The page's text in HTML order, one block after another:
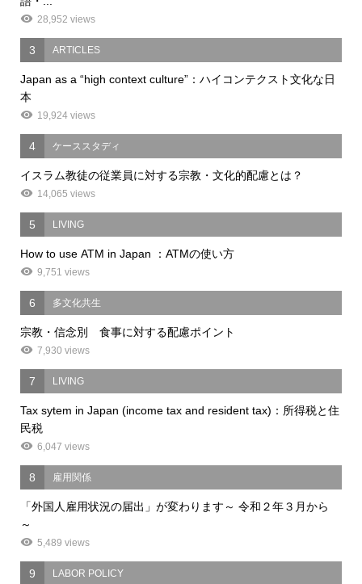
28,952 views
3 ARTICLES
Japan as a “high context culture”：ハイコンテクスト文化な日
本
19,924 views
4 ケーススタディ
イスラム教徒の従業員に対する宗教・文化的配慮とは？
14,065 views
5 LIVING
How to use ATM in Japan ：ATMの使い方
9,751 views
6 多文化共生
宗教・信念別 食事に対する配慮ポイント
7,930 views
7 LIVING
Tax sytem in Japan (income tax and resident tax)：所得税と住
民税
6,047 views
8 雇用関係
「外国人雇用状況の届出」が変わります～ 令和２年３月から
～
5,489 views
9 LABOR POLICY